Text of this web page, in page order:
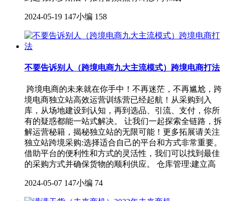
2024-05-19 147小编 158
不要告诉别人（跨境电商九大主流模式）跨境电商打法
跨境电商的未来就在你手中！不再迷茫，不再尴尬，跨
境电商独立站高效运营训练营已经起航！从采购到入
库，从场地建设到认知，再到选品、引流、支付，你所
有的疑惑都能一站式解决。 让我们一起探索全链路，拆
解运营秘籍，揭秘独立站的无限可能！更多拓展请关注
独立站跨境采购:选择适合自己的平台和方式非常重要。
借助平台的便利性和方式的灵活性，我们可以找到最佳
的采购方式并确保货物的顺利供应。 仓库管理:建立高
2024-05-07 147小编 74